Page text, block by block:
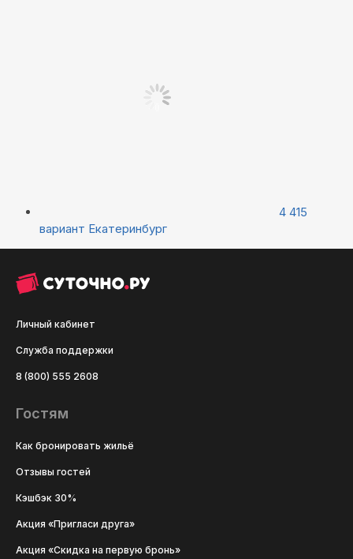
4 415
вариант Екатеринбург
Личный кабинет
Служба поддержки
8 (800) 555 2608
Гостям
Как бронировать жильё
Отзывы гостей
Кэшбэк 30%
Акция «Пригласи друга»
Акция «Скидка на первую бронь»